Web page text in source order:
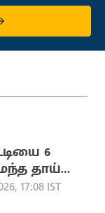
6
தாய்
17:08 IST